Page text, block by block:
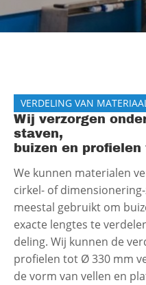
VERDELING VAN
Wij verzorgen
staven,
buizen en
We kunnen materialen
cirkel- of
meestal gebruikt om
exacte lengtes te
deling. Wij kunnen de
profielen tot Ø 330 mm
de vorm van vellen en